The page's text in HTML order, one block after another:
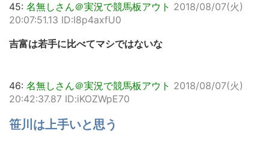
45: 名無しさん＠実況で競馬板アウト 2018/08/07(火)
20:07:51.13 ID:I8p4axfU0
吉富は若手に比べてマシではないな
46: 名無しさん＠実況で競馬板アウト 2018/08/07(火)
20:42:37.87 ID:iKOZWpE70
笹川は上手いと思う